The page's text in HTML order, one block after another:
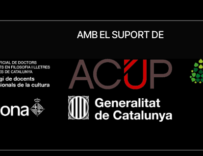
AMB EL SUPORT DE